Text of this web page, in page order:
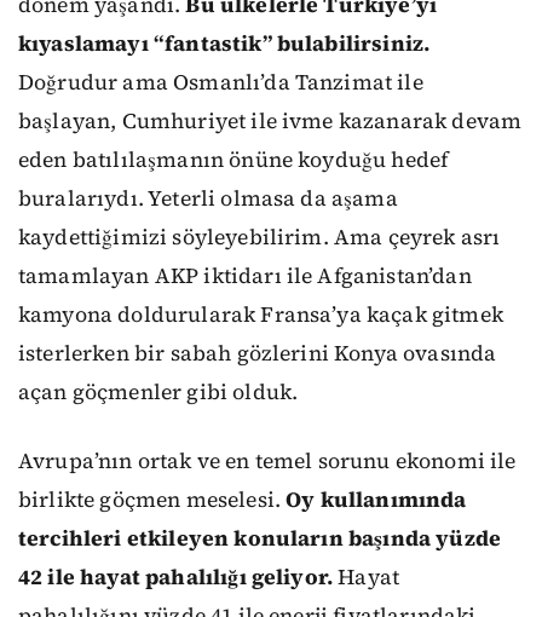
kıyaslamayı “fantastik” bulabilirsiniz.
Doğrudur ama Osmanlı’da Tanzimat ile
başlayan, Cumhuriyet ile ivme kazanarak devam
eden batılılaşmanın önüne koyduğu hedef
buralarıydı. Yeterli olmasa da aşama
kaydettiğimizi söyleyebilirim. Ama çeyrek asrı
tamamlayan AKP iktidarı ile Afganistan’dan
kamyona doldurularak Fransa’ya kaçak gitmek
isterlerken bir sabah gözlerini Konya ovasında
açan göçmenler gibi olduk.
Avrupa’nın ortak ve en temel sorunu ekonomi ile
birlikte göçmen meselesi.Oy kullanımında
tercihleri etkileyen konuların başında yüzde
42 ile hayat pahalılığı geliyor.Hayat